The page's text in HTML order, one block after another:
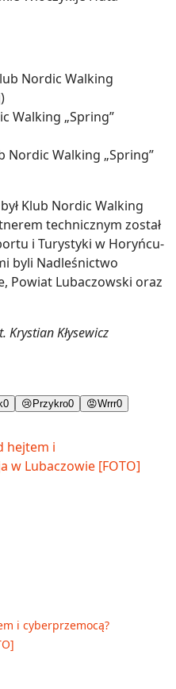
Nordic Walking
Walking „Spring”
Nordic Walking „Spring”
Klub Nordic Walking
technicznym został
i Turystyki w Horyńcu-
byli Nadleśnictwo
Powiat Lubaczowski oraz
Krystian Kłysewicz
0 😢 Przykro0 😡Wrrr0
i cyberprzemocą?